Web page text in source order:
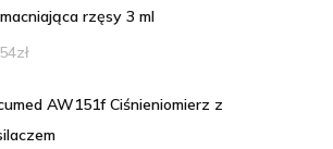
rzęsy 3 ml
zł
AW151f Ciśnieniomierz z